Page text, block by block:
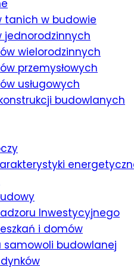
tanich w budowie
jednorodzinnych
wielorodzinnych
przemysłowych
usługowych
budowlanych
Inwestycyjnego
i domów
samowoli budowlanej